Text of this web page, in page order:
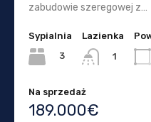
zabudowie szeregowej z…
Sypialnia
3
Lazienka
1
Na sprzedaż
189.000€